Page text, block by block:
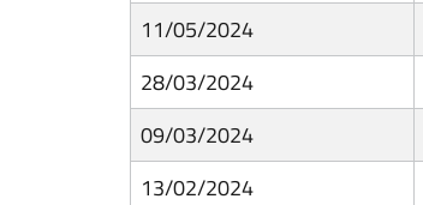
11/05/2024
28/03/2024
09/03/2024
13/02/2024